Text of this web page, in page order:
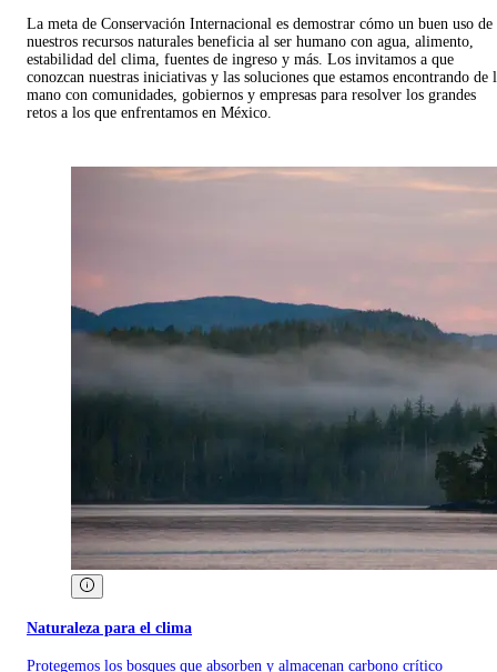
La meta de Conservación Internacional es demostrar cómo un buen uso de
nuestros recursos naturales beneficia al ser humano con agua, alimento,
estabilidad del clima, fuentes de ingreso y más. Los invitamos a que
conozcan nuestras iniciativas y las soluciones que estamos encontrando de
mano con comunidades, gobiernos y empresas para resolver los grandes
retos a los que enfrentamos en México.
Naturaleza para el clima
Protegemos los bosques que absorben y almacenan carbono crítico